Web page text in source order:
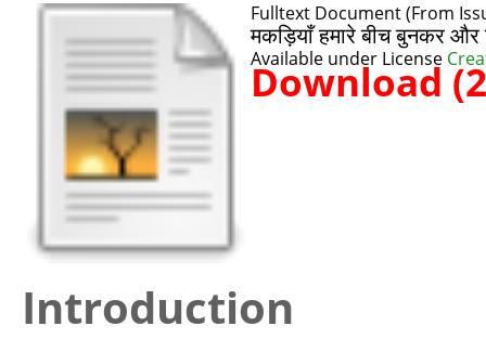
Fulltext Document (From
मकड़ियाँ हमारे बीच बुनकर और
Available under License
Download
Introduction